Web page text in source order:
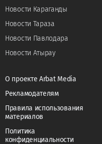
Новости Караганды
Новости Тараза
Новости Павлодара
Новости Атырау
О проекте Arbat Media
Рекламодателям
Правила использования
материалов
Политика
конфиденциальности